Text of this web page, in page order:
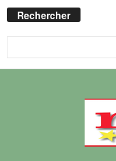
Rechercher